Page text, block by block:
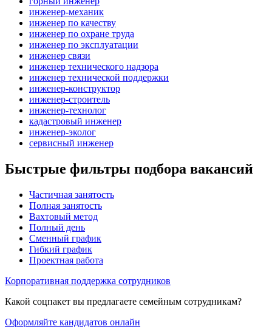
инженер-механик
инженер по качеству
инженер по охране труда
инженер по эксплуатации
инженер связи
инженер технического надзора
инженер технической поддержки
инженер-конструктор
инженер-строитель
инженер-технолог
кадастровый инженер
инженер-эколог
сервисный инженер
Быстрые фильтры подбора вакансий
Частичная занятость
Полная занятость
Вахтовый метод
Полный день
Сменный график
Гибкий график
Проектная работа
Корпоративная поддержка сотрудников
Какой соцпакет вы предлагаете семейным сотрудникам?
Оформляйте кандидатов онлайн